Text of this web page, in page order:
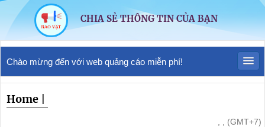
CHIA SẺ THÔNG TIN CỦA BẠN
Chào mừng đến với web quảng cáo miễn phí!
Home
, , (GMT+7)